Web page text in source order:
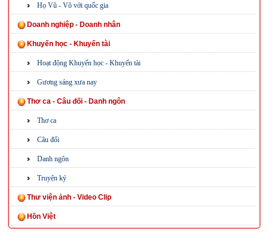
Họ Vũ - Võ với quốc gia
Doanh nghiệp - Doanh nhân
Khuyến học - Khuyến tài
Hoạt động Khuyến học - Khuyến tài
Gương sáng xưa nay
Thơ ca - Câu đối - Danh ngôn
Thơ ca
Câu đối
Danh ngôn
Truyện ký
Thư viện ảnh - Video Clip
Hồn Việt